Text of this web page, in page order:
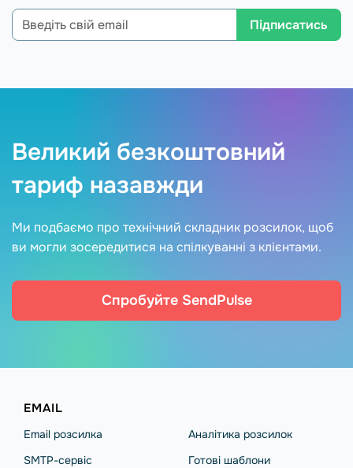
Підписатись
Великий безкоштовний
тариф назавжди
Ми подбаємо про технічний складник розсилок, щоб
ви могли зосередитися на спілкуванні з клієнтами.
Спробуйте SendPulse
EMAIL
Email розсилка
SMTP-сервіс
Аналітика розсилок
Готові шаблони